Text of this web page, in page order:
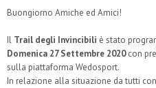
Buongiorno Amiche ed Amici!
Il Trail degli Invincibili è stato
Domenica 27 Settembre 2020con
sulla piattaforma Wedosport.
In relazione alla situazione da tutti